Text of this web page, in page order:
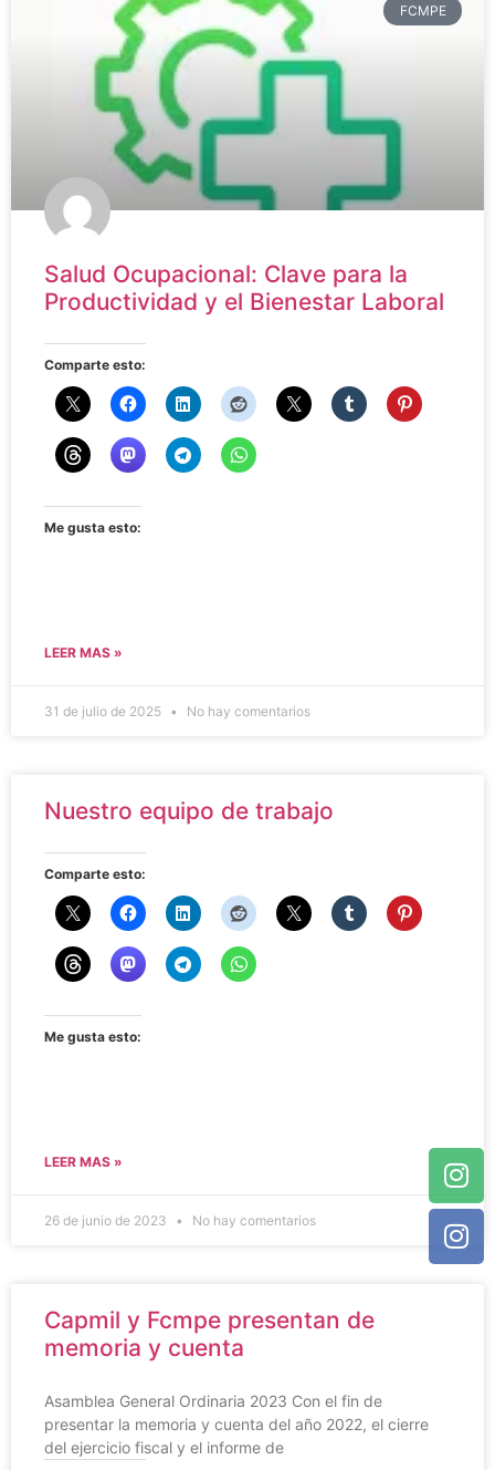
FCMPE
Salud Ocupacional: Clave para la
Productividad y el Bienestar Laboral
Comparte esto:
Me gusta esto:
LEER MAS »
31 de julio de 2025 No hay comentarios
Nuestro equipo de trabajo
Comparte esto:
Me gusta esto:
LEER MAS »
26 de junio de 2023 No hay comentarios
Capmil y Fcmpe presentan de
memoria y cuenta
Asamblea General Ordinaria 2023 Con el fin de
presentar la memoria y cuenta del año 2022, el cierre
del ejercicio fiscal y el informe de